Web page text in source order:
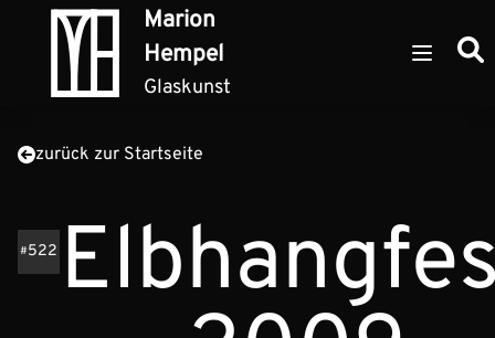
Zum Inhalt springenMarion
Hempel
Glaskunst
Open
zurück zur Startseite
522